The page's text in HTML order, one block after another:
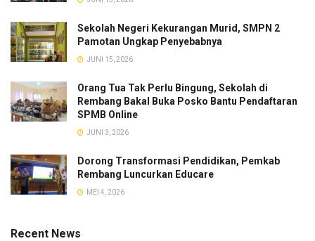
Sekolah Negeri Kekurangan Murid, SMPN 2
Pamotan Ungkap Penyebabnya
JUNI 15, 2026
Orang Tua Tak Perlu Bingung, Sekolah di
Rembang Bakal Buka Posko Bantu Pendaftaran
SPMB Online
JUNI 3, 2026
Dorong Transformasi Pendidikan, Pemkab
Rembang Luncurkan Educare
MEI 4, 2026
Recent News